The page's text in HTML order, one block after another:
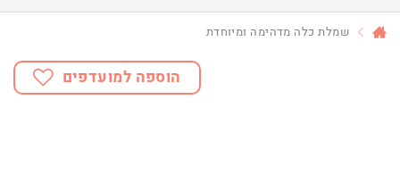
שמלת כלה מדהימה ומיוחדת
הוספה למועדפים